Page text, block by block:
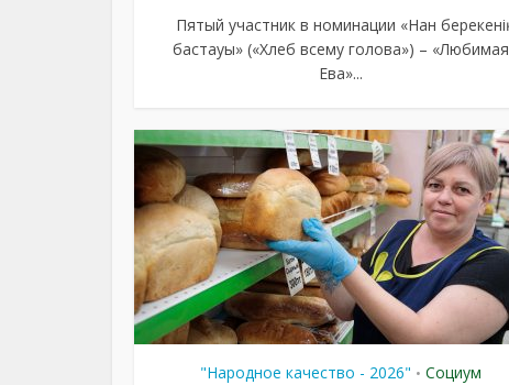
Пятый участник в номинации «Нан берекенің
бастауы» («Хлеб всему голова») – «Любимая
Ева»...
"Народное качество - 2026" • Социум